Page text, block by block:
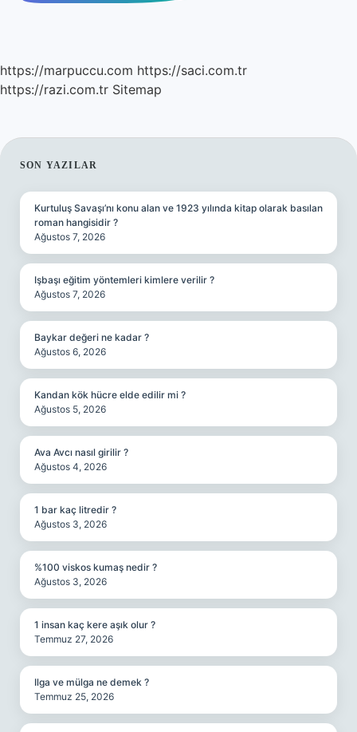
https://marpuccu.com https://saci.com.tr
https://razi.com.tr Sitemap
SIDEBAR
SON YAZILAR
Kurtuluş Savaşı’nı konu alan ve 1923 yılında kitap olarak basılan
roman hangisidir ?
Ağustos 7, 2026
Işbaşı eğitim yöntemleri kimlere verilir ?
Ağustos 7, 2026
Baykar değeri ne kadar ?
Ağustos 6, 2026
Kandan kök hücre elde edilir mi ?
Ağustos 5, 2026
Ava Avcı nasıl girilir ?
Ağustos 4, 2026
1 bar kaç litredir ?
Ağustos 3, 2026
%100 viskos kumaş nedir ?
Ağustos 3, 2026
1 insan kaç kere aşık olur ?
Temmuz 27, 2026
Ilga ve mülga ne demek ?
Temmuz 25, 2026